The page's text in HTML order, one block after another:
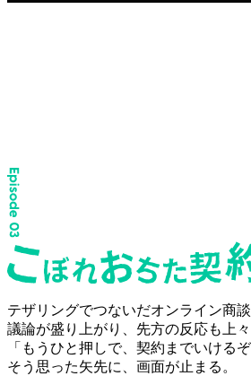
テザリングでつないだオンライン商談
議論が盛り上がり、先方の反応も上々
「もうひと押しで、契約までいけるぞ
そう思った矢先に、画面が止まる。